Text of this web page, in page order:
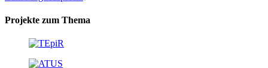
Projekte zum Thema